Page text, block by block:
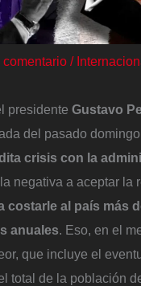
/
presidente Gustavo
del pasado
crisis con la
negativa a aceptar la
costarle al país más
anuales. Eso, en el
que incluye el
total de la población